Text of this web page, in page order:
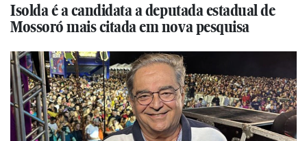
Isolda é a candidata a deputada estadual de
Mossoró mais citada em nova pesquisa